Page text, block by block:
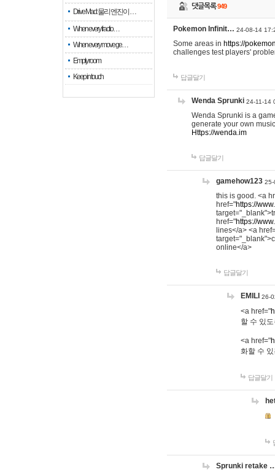
Drive Mad: 물리 엔진이 …
When every fractio…
When every move ge…
Empty room
Keep in touch
댓글목록949
Pokemon Infinit… 24-08-14
Some areas in https://
challenges test players'
답글달기
Wenda Sprunki 24-11-14
Wenda Sprunki is a
generate your own
Https://wenda.im
답글달기
gamehow123 25-
this is good. <a
href="https://
href="https://
lines</a> <a
online</a>
답글달기
EMILI 26-
<a href="
할 수 있
<a href="
화할 수
답글달기
Sprunki retake